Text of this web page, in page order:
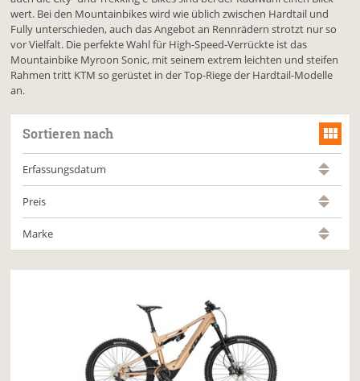
wert. Bei den Mountainbikes wird wie üblich zwischen Hardtail und
Fully unterschieden, auch das Angebot an Rennrädern strotzt nur so
vor Vielfalt. Die perfekte Wahl für High-Speed-Verrückte ist das
Mountainbike Myroon Sonic, mit seinem extrem leichten und steifen
Rahmen tritt KTM so gerüstet in der Top-Riege der Hardtail-Modelle
an.
Sortieren nach
Erfassungsdatum
Preis
Marke